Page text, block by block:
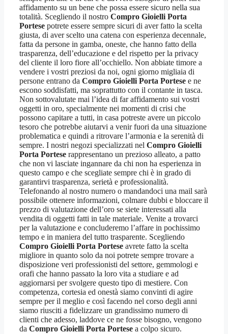
affidamento su un bene che possa essere sicuro nella sua
totalità. Scegliendo il nostro Compro Gioielli Porta
Portese potrete essere sempre sicuri di aver fatto la scelta
giusta, di aver scelto una catena con esperienza decennale,
fatta da persone in gamba, oneste, che hanno fatto della
trasparenza, dell’educazione e del rispetto per la privacy
del cliente il loro fiore all’occhiello. Non abbiate timore a
vendere i vostri preziosi da noi, ogni giorno migliaia di
persone entrano da Compro Gioielli Porta Portese e ne
escono soddisfatti, ma soprattutto con il contante in tasca.
Non sottovalutate mai l’idea di far affidamento sui vostri
oggetti in oro, specialmente nei momenti di crisi che
possono capitare a tutti, in casa potreste avere un piccolo
tesoro che potrebbe aiutarvi a venir fuori da una situazione
problematica e quindi a ritrovare l’armonia e la serenità di
sempre. I nostri negozi specializzati nel Compro Gioielli
Porta Portese rappresentano un prezioso alleato, a patto
che non vi lasciate ingannare da chi non ha esperienza in
questo campo e che scegliate sempre chi è in grado di
garantirvi trasparenza, serietà e professionalità.
Telefonando al nostro numero o mandandoci una mail sarà
possibile ottenere informazioni, colmare dubbi e bloccare il
prezzo di valutazione dell’oro se siete interessati alla
vendita di oggetti fatti in tale materiale. Venite a trovarci
per la valutazione e concluderemo l’affare in pochissimo
tempo e in maniera del tutto trasparente. Scegliendo
Compro Gioielli Porta Portese avrete fatto la scelta
migliore in quanto solo da noi potrete sempre trovare a
disposizione veri professionisti del settore, gemmologi e
orafi che hanno passato la loro vita a studiare e ad
aggiornarsi per svolgere questo tipo di mestiere. Con
competenza, cortesia ed onestà siamo convinti di agire
sempre per il meglio e così facendo nel corso degli anni
siamo riusciti a fidelizzare un grandissimo numero di
clienti che adesso, laddove ce ne fosse bisogno, vengono
da Compro Gioielli Porta Portese a colpo sicuro.